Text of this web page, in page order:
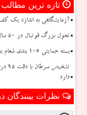
تازه ترین
آزمایشگاهی به اندازه یک
تحول بزرگ فوتبال در ۵۰ سال
بسته حمایتی ۱۰۶ بندی شعام بطور کامل اجرا شود
دارد
نظرات